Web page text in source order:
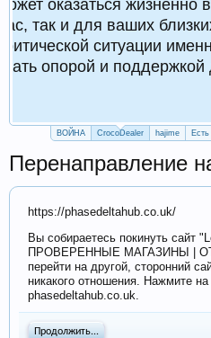
жизненно важным как
близких, ведь в
именно вы можете
поддержкой для
ВОЙНА CrocoDealer hajime
Перенаправление
https://phasedeltahub.co.uk/
Вы собираетесь покинуть сайт
ПРОВЕРЕННЫЕ МАГАЗИНЫ |
перейти на другой, сторонний
никакого отношения. Нажмите
phasedeltahub.co.uk.
Продолжить...